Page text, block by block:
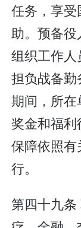
任务，享
助。预备
组织工作人
担负战备
期间，所在
奖金和福
保障依照
行。
第四十九